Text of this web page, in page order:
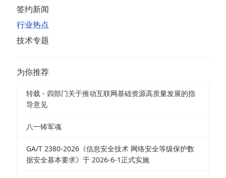
签约新闻
行业热点
技术专题
为你推荐
转载 - 四部门关于推动互联网基础资源高质量发展的指
导意见
八一铸军魂
GA/T 2380-2026《信息安全技术 网络安全等级保护数
据安全基本要求》于 2026-6-1正式实施